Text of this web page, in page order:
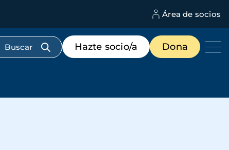
Área de socios
Menú
de
destacados
Hazte socio/a Dona